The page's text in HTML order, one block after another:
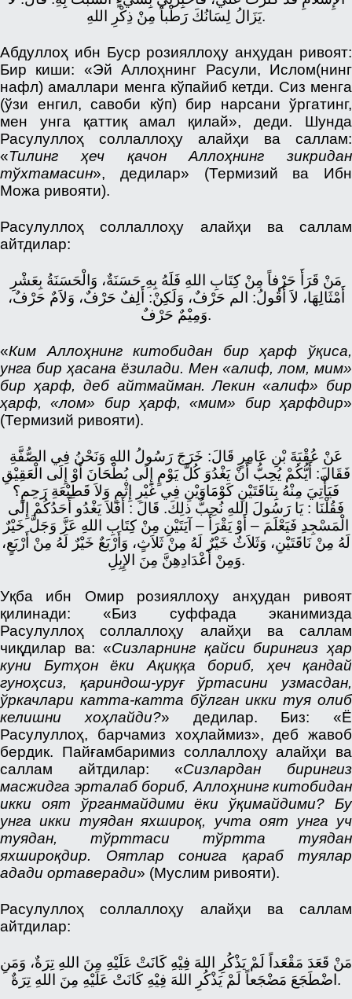
يَزَالُ لِسَانُكَ رَطْباً مِنْ ذِكْرِ اللهِ.
Абдуллоҳ ибн Буср розияллоҳу анҳудан ривоят:
Бир киши: «Эй Аллоҳнинг Расули, Ислом(нинг
нафл) амаллари менга кўпайиб кетди. Сиз менга
(ўзи енгил, савоби кўп) бир нарсани ўргатинг,
мен унга қаттиқ амал қилай», деди. Шунда
Расулуллоҳ соллаллоҳу алайҳи ва саллам:
«Тилинг ҳеч қачон Аллоҳнинг зикридан
тўхтамасин», дедилар» (Термизий ва Ибн
Можа ривояти).
Расулуллоҳ соллаллоҳу алайҳи ва саллам
айтдилар:
مَنْ قَرَأَ حَرْفاً مِنْ كِتَابِ اللهِ فَلَهُ بِهِ حَسَنَةٌ، وَالْحَسَنَةُ بِعَشْرِ
أَمْثَالِهَا، لاَ أَقُولُ: الم حَرْفٌ، وَلَكِنْ: أَلِفٌ حَرْفٌ، وَلاَمٌ حَرْفٌ،
وَمِيْمٌ حَرْفٌ.
«Ким Аллоҳнинг китобидан бир ҳарф ўқиса,
унга бир ҳасана ёзилади. Мен «алиф, лом, мим»
бир ҳарф, деб айтмайман. Лекин «алиф» бир
ҳарф, «лом» бир ҳарф, «мим» бир ҳарфдир»
(Термизий ривояти).
عَنْ عُقْبَةَ بْنِ عَامِرٍ قَالَ: خَرَجَ رَسُولُ اللهِ وَنَحْنُ فِي الصُّفَّةِ
فَقَالَ: أَيُّكُمْ يُحِبُّ أَنْ يَغْدُوَ كُلَّ يَوْمٍ إِلَى بُطْحَانَ أَوْ إِلَى الْعَقِيْقِ
فَيَأْتِيَ مِنْهُ بِنَاقَتَيْنِ كَوْمَاوَيْنِ فِي غَيْرِ إِثْمٍ وَلاَ قَطِيْعَةِ رَحِمٍ؟
فَقُلْنَا : يَا رَسُولَ اللهِ نُحِبُّ ذلِكَ. قَالَ : أَفَلاَ يَغْدُو أَحَدُكُمْ إِلَى
الْمَسْجِدِ فَيَعْلَمَ – أَوْ يَقْرَأَ – آيَتَيْنِ مِنْ كِتَابِ اللهِ عَزَّ وَجَلَّ خَيْرٌ
لَهُ مِنْ نَاقَتَيْنِ، وَثَلاَثٌ خَيْرٌ لَهُ مِنْ ثَلاَثٍ، وَأَرْبَعٌ خَيْرٌ لَهُ مِنْ أَرْبَعٍ،
وَمِنْ أَعْدَادِهِنَّ مِنَ الإِبِلِ.
Уқба ибн Омир розияллоҳу анҳудан ривоят
қилинади: «Биз суффада эканимизда
Расулуллоҳ соллаллоҳу алайҳи ва саллам
чиқдилар ва: «Сизларнинг қайси бирингиз ҳар
куни Бутҳон ёки Ақиққа бориб, ҳеч қандай
гуноҳсиз, қариндош-уруғ ўртасини узмасдан,
ўркачлари катта-катта бўлган икки туя олиб
келишни хоҳлайди?» дедилар. Биз: «Ё
Расулуллоҳ, барчамиз хоҳлаймиз», деб жавоб
бердик. Пайғамбаримиз соллаллоҳу алайҳи ва
саллам айтдилар: «Сизлардан бирингиз
масжидга эрталаб бориб, Аллоҳнинг китобидан
икки оят ўрганмайдими ёки ўқимайдими? Бу
унга икки туядан яхшироқ, учта оят унга уч
туядан, тўрттаси тўртта туядан
яхшироқдир. Оятлар сонига қараб туялар
адади ортаверади» (Муслим ривояти).
Расулуллоҳ соллаллоҳу алайҳи ва саллам
айтдилар:
مَنْ قَعَدَ مَقْعَداً لَمْ يَذْكُرِ اللهَ فِيْهِ كَانَتْ عَلَيْهِ مِنَ اللهِ تِرَةٌ، وَمَنِ
اضْطَجَعَ مَضْجَعاً لَمْ يَذْكُرِ اللهَ فِيْهِ كَانَتْ عَلَيْهِ مِنَ اللهِ تِرَةٌ.